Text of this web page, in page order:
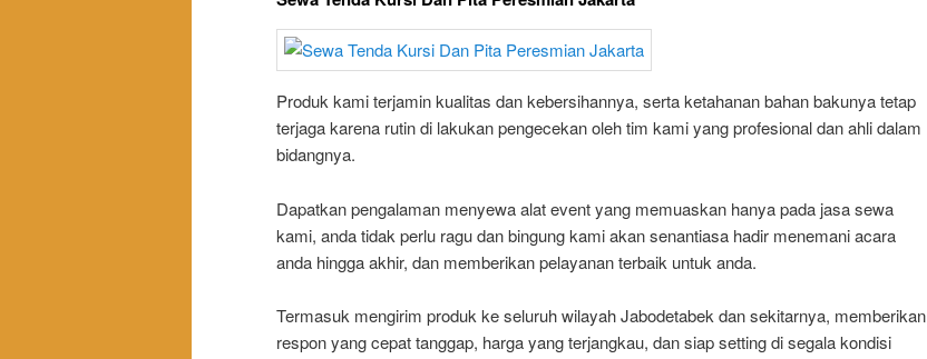
Produk kami terjamin kualitas dan kebersihannya, serta ketahanan bahan bakunya tetap
terjaga karena rutin di lakukan pengecekan oleh tim kami yang profesional dan ahli dalam
bidangnya.
Dapatkan pengalaman menyewa alat event yang memuaskan hanya pada jasa sewa
kami, anda tidak perlu ragu dan bingung kami akan senantiasa hadir menemani acara
anda hingga akhir, dan memberikan pelayanan terbaik untuk anda.
Termasuk mengirim produk ke seluruh wilayah Jabodetabek dan sekitarnya, memberikan
respon yang cepat tanggap, harga yang terjangkau, dan siap setting di segala kondisi